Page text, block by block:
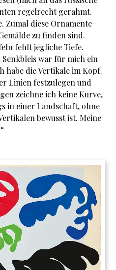
regelrecht gerahmt.
Zumal diese Ornamente
zu finden sind.
fehlt jegliche Tiefe.
Senkbleis war für mich ein
die Vertikale im Kopf.
Linien festzulegen und
zeichne ich keine Kurve,
in einer Landschaft, ohne
bewusst ist. Meine